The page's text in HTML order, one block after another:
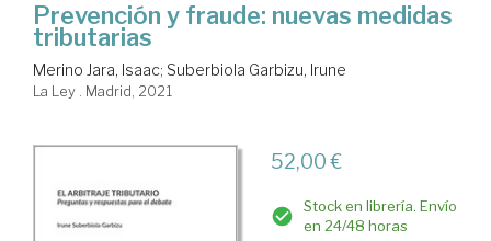
Prevención y fraude: nuevas medidas
tributarias
Merino Jara, Isaac; Suberbiola Garbizu, Irune
La Ley . Madrid, 2021
52,00 €
Stock en librería. Envío
en 24/48 horas